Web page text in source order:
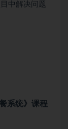
中解决问题
系统》课程